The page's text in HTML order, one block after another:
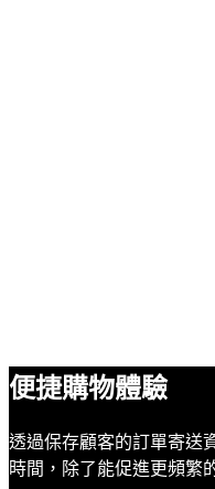
便捷購物體驗
透過保存顧客的訂單寄送
時間，除了能促進更頻繁